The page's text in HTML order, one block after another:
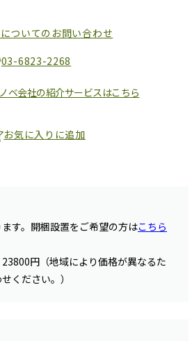
ついてのお問い合わせ
03-6823-2268
ベ会社の紹介サービスはこちら
お気に入りに追加
す。開梱設置をご希望の方はこちら
円（地域により価格が異なるた
ください。）